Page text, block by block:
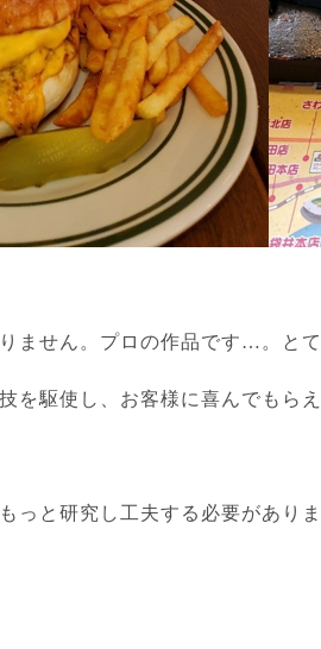
ません。プロの作品です…。とて
を駆使し、お客様に喜んでもら
っと研究し工夫する必要があり